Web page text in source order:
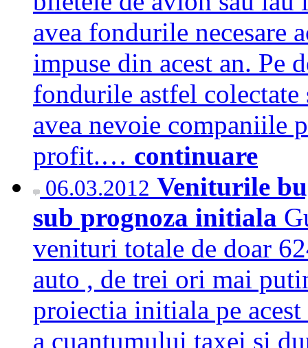
avea fondurile necesare
impuse din acest an. Pe
fondurile astfel
avea nevoie companiile
profit.… continuare
06.03.2012 Veniturile
sub prognoza initiala
venituri totale de doar
auto , de trei ori mai
proiectia initiala pe
a cuantumului taxei si